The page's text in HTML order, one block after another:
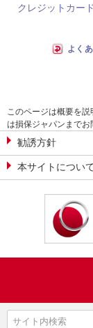
クレジットカード
よく
このページは概要を
は損保ジャパンまでお
勧誘方針
本サイトについ